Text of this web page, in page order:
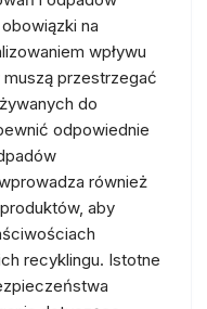
na
wpływu
przestrzegać
do
odpowiednie
również
aby
recyklingu. Istotne